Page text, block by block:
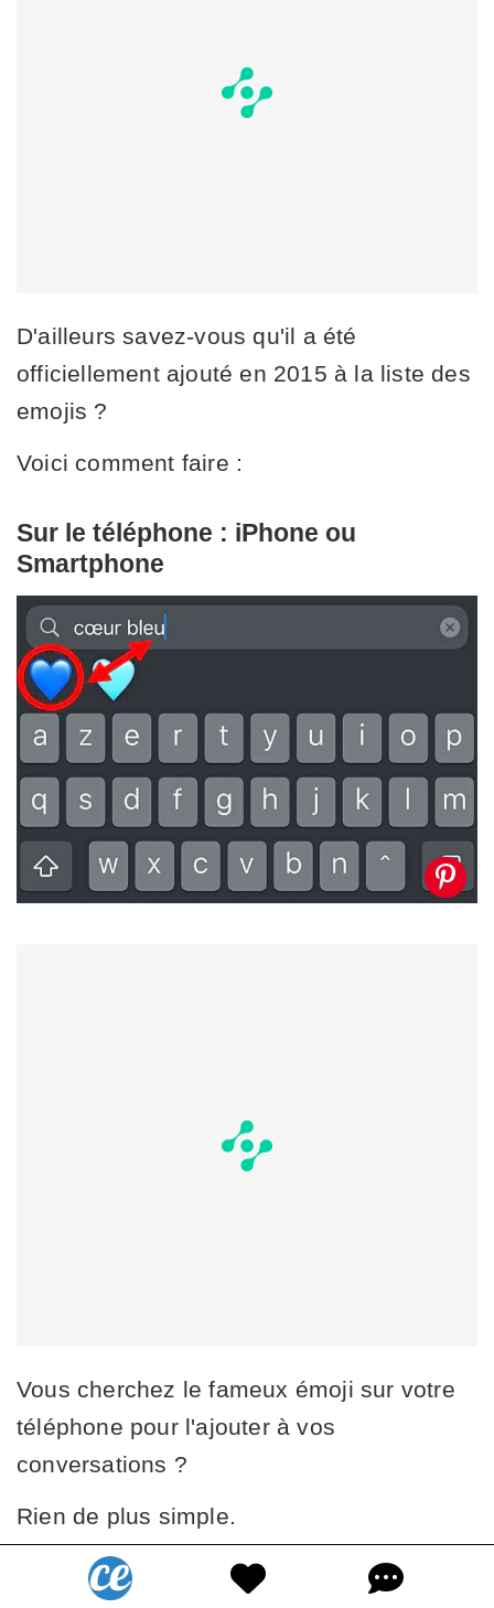
D'ailleurs savez-vous qu'il a été
officiellement ajouté en 2015 à la liste des
emojis ?
Voici comment faire :
Sur le téléphone : iPhone ou
Smartphone
Vous cherchez le fameux émoji sur votre
téléphone pour l'ajouter à vos
conversations ?
Rien de plus simple.
L'utilisation de la barre de recherche peut